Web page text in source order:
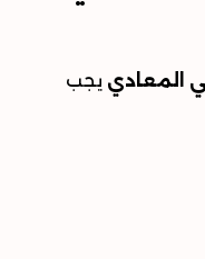
المعادي يجب